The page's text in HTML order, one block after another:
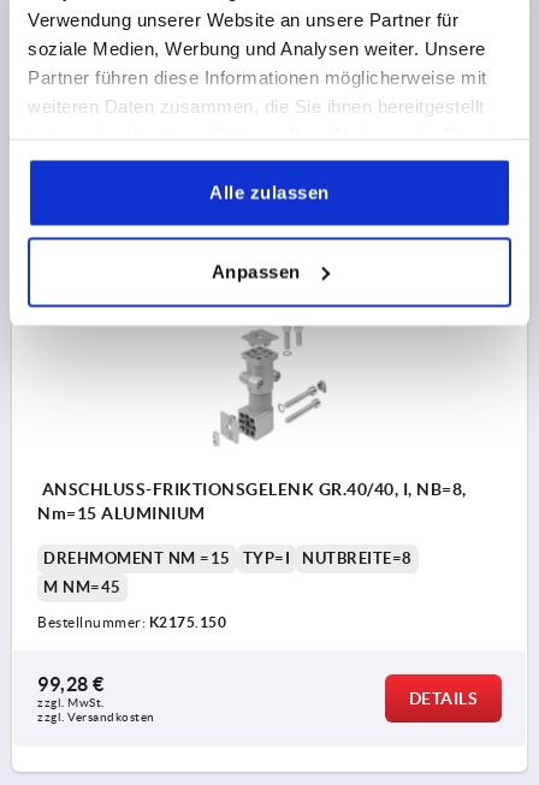
Verwendung unserer Website an unsere Partner für
soziale Medien, Werbung und Analysen weiter. Unsere
Partner führen diese Informationen möglicherweise mit
weiteren Daten zusammen, die Sie ihnen bereitgestellt
gesammelt haben.
Alle zulassen
Anpassen
Nm=12 ALUMINIUM
DREHMOMENT NM =12 TYP=I
NUTBREITE=8
M NM=45
ANSCHLUSS-FRIKTIONSGELENK GR.40/40, I, NB=8,
Nm=15 ALUMINIUM
DREHMOMENT NM =15 TYP=I
NUTBREITE=8
M NM=45
Bestellnummer: K2175.150
99,28 €
zzgl. MwSt.
zzgl. Versandkosten
DETAILS